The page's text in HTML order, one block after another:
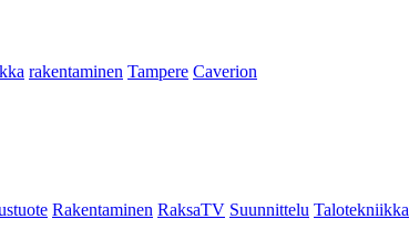
rakentaminen Tampere Caverion
Rakentaminen RaksaTV Suunnittelu Talotekniikka